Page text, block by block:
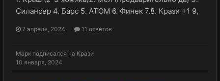
Силансер 4. Барс 5. АТОМ 6. Финек 7.8. Крази +1 9,
7 апреля, 2024 11 ответов
Марк подписался на Крази
10 января, 2024